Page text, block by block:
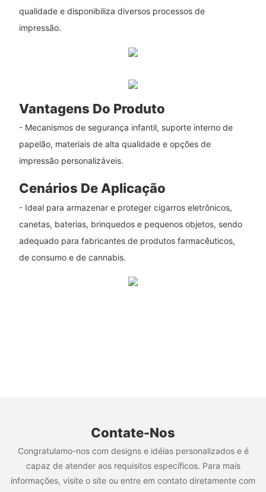
qualidade e disponibiliza diversos processos de
impressão.
Vantagens Do Produto
- Mecanismos de segurança infantil, suporte interno de
papelão, materiais de alta qualidade e opções de
impressão personalizáveis.
Cenários De Aplicação
- Ideal para armazenar e proteger cigarros eletrônicos,
canetas, baterias, brinquedos e pequenos objetos, sendo
adequado para fabricantes de produtos farmacêuticos,
de consumo e de cannabis.
Contate-Nos
Congratulamo-nos com designs e idéias personalizados e é
capaz de atender aos requisitos específicos. Para mais
informações, visite o site ou entre em contato diretamente com